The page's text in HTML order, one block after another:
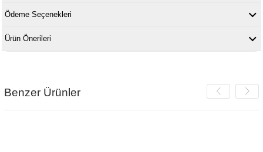
Ödeme Seçenekleri
Ürün Önerileri
Benzer Ürünler